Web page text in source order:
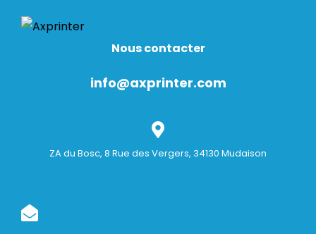
Nous contacter
info@axprinter.com
ZA du Bosc, 8 Rue des Vergers, 34130 Mudaison